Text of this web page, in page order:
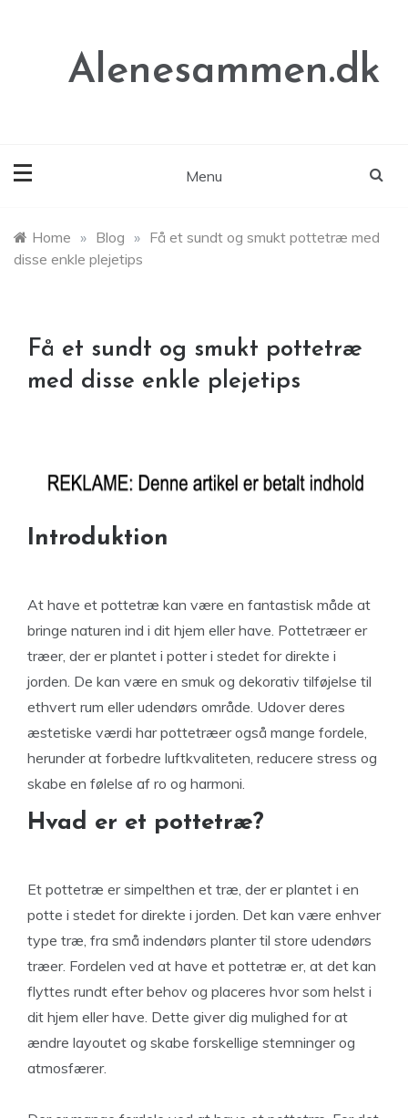
Alenesammen.dk
Menu
Home » Blog » Få et sundt og smukt pottetræ med
disse enkle plejetips
Få et sundt og smukt pottetræ
med disse enkle plejetips
Introduktion
At have et pottetræ kan være en fantastisk måde at
bringe naturen ind i dit hjem eller have. Pottetræer er
træer, der er plantet i potter i stedet for direkte i
jorden. De kan være en smuk og dekorativ tilføjelse til
ethvert rum eller udendørs område. Udover deres
æstetiske værdi har pottetræer også mange fordele,
herunder at forbedre luftkvaliteten, reducere stress og
skabe en følelse af ro og harmoni.
Hvad er et pottetræ?
Et pottetræ er simpelthen et træ, der er plantet i en
potte i stedet for direkte i jorden. Det kan være enhver
type træ, fra små indendørs planter til store udendørs
træer. Fordelen ved at have et pottetræ er, at det kan
flyttes rundt efter behov og placeres hvor som helst i
dit hjem eller have. Dette giver dig mulighed for at
ændre layoutet og skabe forskellige stemninger og
atmosfærer.